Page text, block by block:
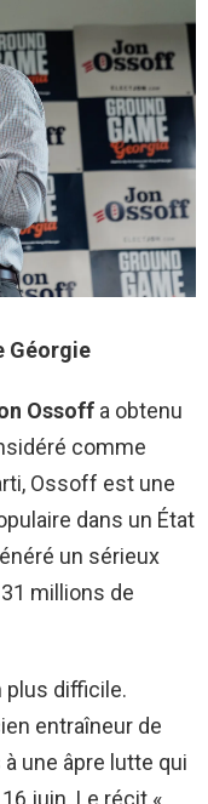
Géorgie
Ossoff a obtenu
comme
Ossoff est une
dans un État
un sérieux
millions de
plus difficile.
entraîneur de
une âpre lutte qui
juin. Le récit «